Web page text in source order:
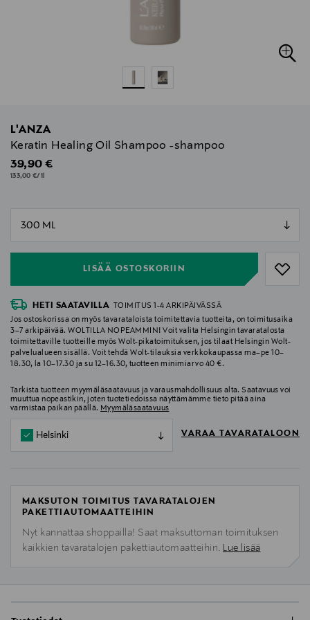
L'ANZA
Keratin Healing Oil Shampoo -shampoo
Original Price
39,90 €
133,00 €/1l
LISÄÄ OSTOSKORIIN
HETI SAATAVILLA
TOIMITUS 1-4 ARKIPÄIVÄSSÄ
Jos ostoskorissa on myös tavarataloista toimitettavia tuotteita, on toimitusaika
3–7 arkipäivää. WOLTILLA NOPEAMMIN! Voit valita Helsingin tavaratalosta
toimitettaville tuotteille myös Wolt-pikatoimituksen, jos tilaat Helsingin Wolt-
palvelualueen sisällä. Voit tehdä Wolt-tilauksia verkkokaupassa ma–pe 10–
18.30, la 10–17.30 ja su 12–16.30, tuotteen minimiarvo 40 €.
Tarkista tuotteen myymäläsaatavuus ja varausmahdollisuus alta. Saatavuus voi
muuttua nopeastikin, joten tuotetiedoissa näyttämämme tieto pitää aina
varmistaa paikan päällä. Myymäläsaatavuus
Helsinki VARAA TAVARATALOON
MAKSUTON TOIMITUS TAVARATALOJEN
PAKETTIAUTOMAATTEIHIN
Nyt kannattaa shoppailla! Saat maksuttoman toimituksen
kaikkien tavaratalojen pakettiautomaatteihin. Lue lisää